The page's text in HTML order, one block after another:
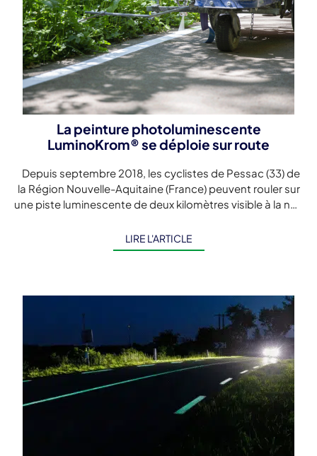
La peinture photoluminescente
LuminoKrom® se déploie sur route
Depuis septembre 2018, les cyclistes de Pessac (33) de
la Région Nouvelle-Aquitaine (France) peuvent rouler sur
une piste luminescente de deux kilomètres visible à la nuit
LIRE L'ARTICLE